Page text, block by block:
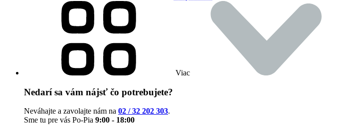
Viac
Nedarí sa vám nájsť čo potrebujete?
Neváhajte a zavolajte nám na 02 / 32 202 303.
Sme tu pre vás Po-Pia 9:00 - 18:00